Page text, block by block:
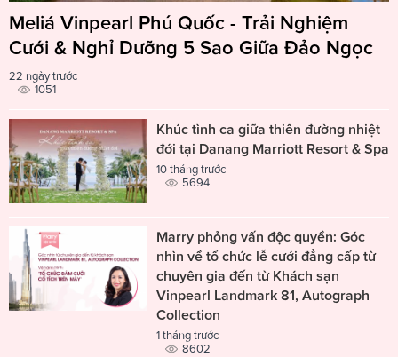
Meliá Vinpearl Phú Quốc - Trải Nghiệm
Cưới & Nghỉ Dưỡng 5 Sao Giữa Đảo Ngọc
22 ngày trước
1051
Khúc tình ca giữa thiên đường nhiệt
đới tại Danang Marriott Resort & Spa
10 tháng trước
5694
Marry phỏng vấn độc quyền: Góc
nhìn về tổ chức lễ cưới đẳng cấp từ
chuyên gia đến từ Khách sạn
Vinpearl Landmark 81, Autograph
Collection
1 tháng trước
8602